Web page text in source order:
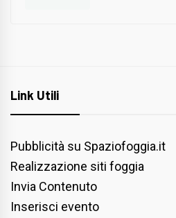
Link Utili
Pubblicità su Spaziofoggia.it
Realizzazione siti foggia
Invia Contenuto
Inserisci evento